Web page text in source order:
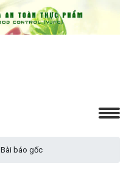
Bài báo gốc